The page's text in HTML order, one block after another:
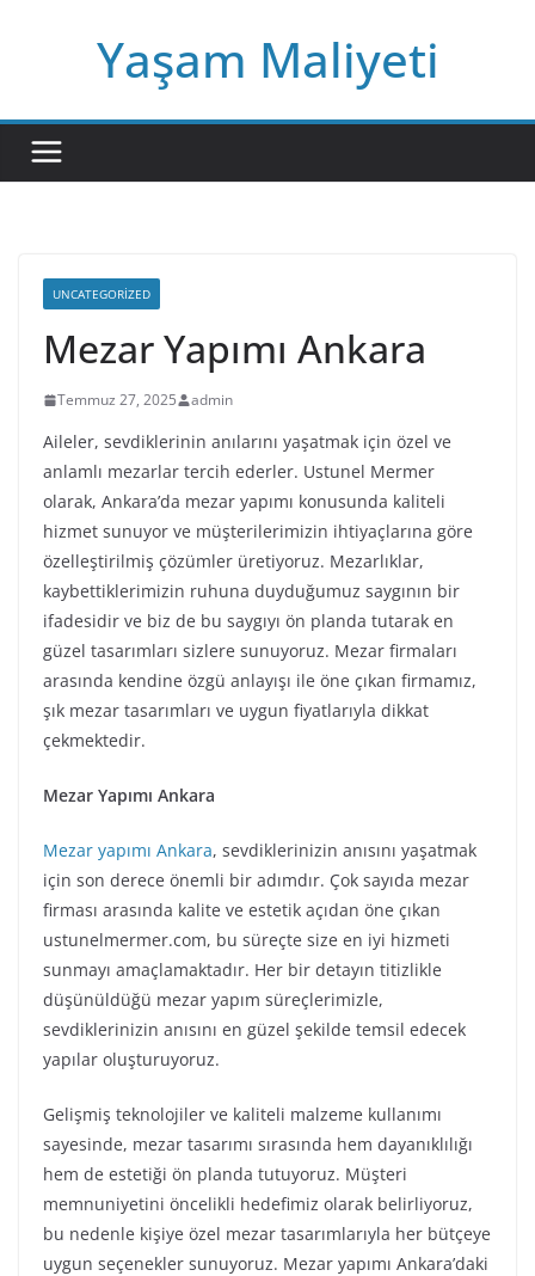
Yaşam Maliyeti
UNCATEGORIZED
Mezar Yapımı Ankara
Temmuz 27, 2025 admin
Aileler, sevdiklerinin anılarını yaşatmak için özel ve
anlamlı mezarlar tercih ederler. Ustunel Mermer
olarak, Ankara’da mezar yapımı konusunda kaliteli
hizmet sunuyor ve müşterilerimizin ihtiyaçlarına göre
özelleştirilmiş çözümler üretiyoruz. Mezarlıklar,
kaybettiklerimizin ruhuna duyduğumuz saygının bir
ifadesidir ve biz de bu saygıyı ön planda tutarak en
güzel tasarımları sizlere sunuyoruz. Mezar firmaları
arasında kendine özgü anlayışı ile öne çıkan firmamız,
şık mezar tasarımları ve uygun fiyatlarıyla dikkat
çekmektedir.
Mezar Yapımı Ankara
Mezar yapımı Ankara, sevdiklerinizin anısını yaşatmak
için son derece önemli bir adımdır. Çok sayıda mezar
firması arasında kalite ve estetik açıdan öne çıkan
ustunelmermer.com, bu süreçte size en iyi hizmeti
sunmayı amaçlamaktadır. Her bir detayın titizlikle
düşünüldüğü mezar yapım süreçlerimizle,
sevdiklerinizin anısını en güzel şekilde temsil edecek
yapılar oluşturuyoruz.
Gelişmiş teknolojiler ve kaliteli malzeme kullanımı
sayesinde, mezar tasarımı sırasında hem dayanıklılığı
hem de estetiği ön planda tutuyoruz. Müşteri
memnuniyetini öncelikli hedefimiz olarak belirliyoruz,
bu nedenle kişiye özel mezar tasarımlarıyla her bütçeye
uygun seçenekler sunuyoruz. Mezar yapımı Ankara’daki